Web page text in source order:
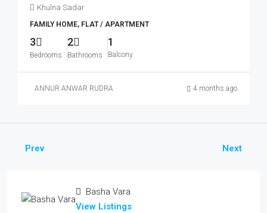
Khulna Sadar
FAMILY HOME, FLAT / APARTMENT
3
Bedrooms
2
Bathrooms
1
Balcony
ANNUR ANWAR RUDRA 4 months ago
Prev Next
Basha Vara
View Listings